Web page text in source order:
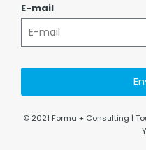
E-mail
© 2021 Forma + Consulting |